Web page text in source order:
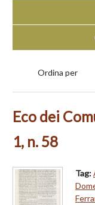
Ordina per
Eco dei
1, n. 58
Tag: